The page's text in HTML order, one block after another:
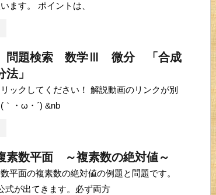
ます。 ポイントは、
問題検索 数学Ⅲ 微分 「合成
」
ックしてください！ 解説動画のリンクが別
｀・ω・´) &nb
数平面 ～複素数の絶対値～
平面の複素数の絶対値の例題と問題です。
式が出てきます。必ず両方